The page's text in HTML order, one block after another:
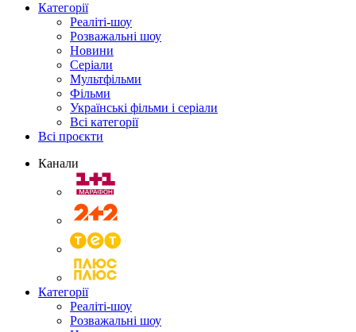
Категорії
Реаліті-шоу
Розважальні шоу
Новини
Серіали
Мультфільми
Фільми
Українські фільми і серіали
Всі категорії
Всі проєкти
Канали
Категорії
Реаліті-шоу
Розважальні шоу